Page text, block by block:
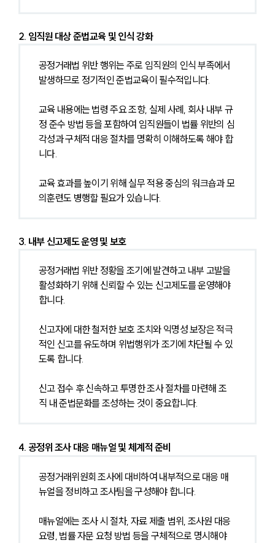
2. 임직원 대상 준법교육 및 인식 강화
공정거래법 위반 행위는 주로 임직원의 인식 부족에서
발생하므로 정기적인 준법교육이 필수적입니다.
교육 내용에는 법령 주요 조항, 실제 사례, 회사 내부 규
정 준수 방법 등을 포함하여 임직원들이 법률 위반의 심
각성과 구체적 대응 절차를 명확히 이해하도록 해야 합
니다.
교육 효과를 높이기 위해 실무 적용 중심의 워크숍과 모
의훈련도 병행할 필요가 있습니다.
3. 내부 신고제도 운영 및 보호
공정거래법 위반 정황을 조기에 발견하고 내부 고발을
활성화하기 위해 신뢰할 수 있는 신고제도를 운영해야
합니다.
신고자에 대한 철저한 보호 조치와 익명성 보장은 적극
적인 신고를 유도하며 위법행위가 조기에 차단될 수 있
도록 합니다.
신고 접수 후 신속하고 투명한 조사 절차를 마련해 조
직 내 준법문화를 조성하는 것이 중요합니다.
4. 공정위 조사 대응 매뉴얼 및 체계적 준비
공정거래위원회 조사에 대비하여 내부적으로 대응 매
뉴얼을 정비하고 조사팀을 구성해야 합니다.
매뉴얼에는 조사 시 절차, 자료 제출 범위, 조사원 대응
요령, 법률 자문 요청 방법 등을 구체적으로 명시해야